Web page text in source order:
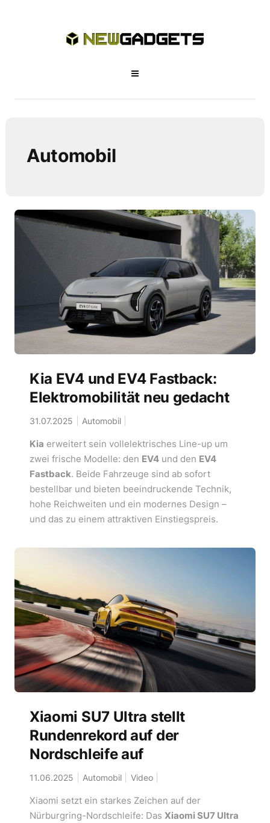
Automobil
Kia EV4 und EV4 Fastback:
Elektromobilität neu gedacht
31.07.2025 Automobil
Kia erweitert sein vollelektrisches Line-up um
zwei frische Modelle: den EV4und den EV4
Fastback. Beide Fahrzeuge sind ab sofort
bestellbar und bieten beeindruckende Technik,
hohe Reichweiten und ein modernes Design –
und das zu einem attraktiven Einstiegspreis.
Xiaomi SU7 Ultra stellt
Rundenrekord auf der
Nordschleife auf
11.06.2025 Automobil Video
Xiaomi setzt ein starkes Zeichen auf der
Nürburgring-Nordschleife: Das Xiaomi SU7 Ultra